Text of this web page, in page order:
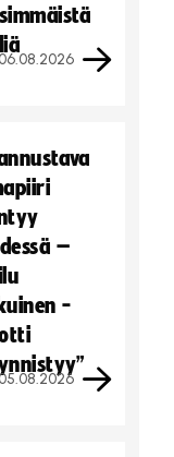
06.08.2026
–
-
05.08.2026